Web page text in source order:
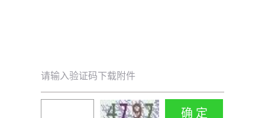
请输入验证码下载附件